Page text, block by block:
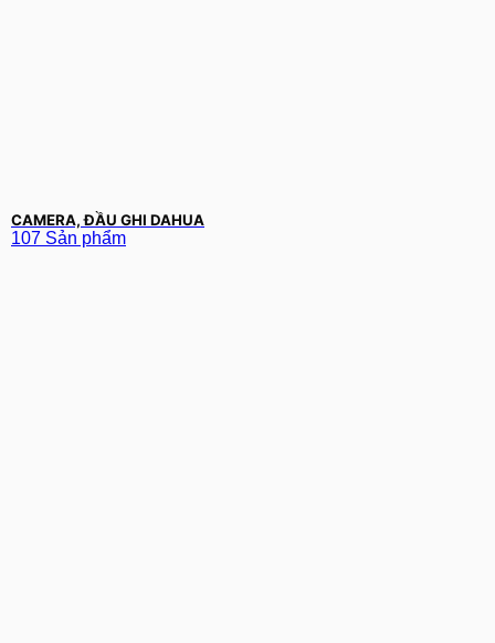
CAMERA, ĐẦU GHI DAHUA
107 Sản phẩm